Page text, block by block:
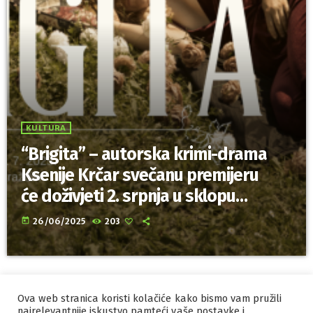
KULTURA
“Brigita” – autorska krimi-drama
Ksenije Krčar svečanu premijeru
će doživjeti 2. srpnja u sklopu
obilježavanja 100. obljetnice
Gradskog muzeja Varaždin
today 26/06/2025 203
IZRADA I HOSTINGORBIS
Ova web stranica koristi kolačiće kako bismo vam pružili